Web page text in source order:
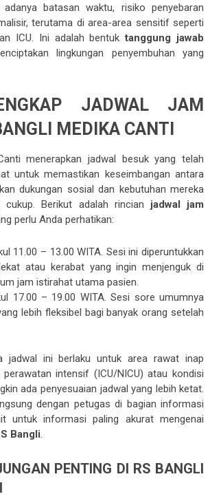
adanya batasan waktu, risiko penyebaran
terutama di area-area sensitif seperti
ICU. Ini adalah bentuktanggung jawab
lingkungan penyembuhan yang
JADWAL JAM
MEDIKA CANTI
menerapkan jadwal besuk yang telah
untuk memastikan keseimbangan antara
dukungan sosial dan kebutuhan mereka
Berikut adalah rincian jadwal jam
perlu Anda perhatikan:
11.00 – 13.00 WITA. Sesi ini diperuntukkan
atau kerabat yang ingin menjenguk di
jam istirahat utama pasien.
17.00 – 19.00 WITA. Sesi sore umumnya
lebih fleksibel bagi banyak orang setelah
jadwal ini berlaku untuk area rawat inap
intensif (ICU/NICU) atau kondisi
ada penyesuaian jadwal yang lebih ketat.
dengan petugas di bagian informasi
untuk informasi paling akurat mengenai
Bangli.
PENTING DI RS BANGLI